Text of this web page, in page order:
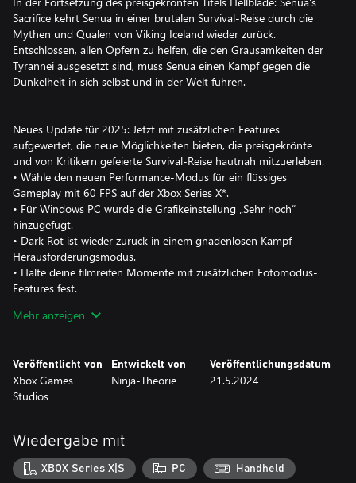
Sacrifice kehrt Senua in einer brutalen Survival-Reise durch die
Mythen und Qualen von Viking Iceland wieder zurück.
Entschlossen, allen Opfern zu helfen, die den Grausamkeiten der
Tyrannei ausgesetzt sind, muss Senua einen Kampf gegen die
Dunkelheit in sich selbst und in der Welt führen.
Neues Update für 2025: Jetzt mit zusätzlichen Features
aufgewertet, die neue Möglichkeiten bieten, die preisgekrönte
und von Kritikern gefeierte Survival-Reise hautnah mitzuerleben.
• Wähle den neuen Performance-Modus für ein flüssiges
Gameplay mit 60 FPS auf der Xbox Series X*.
• Für Windows PC wurde die Grafikeinstellung „Sehr hoch“
hinzugefügt.
• Dark Rot ist wieder zurück in einem gnadenlosen Kampf-
Herausforderungsmodus.
• Halte deine filmreifen Momente mit zusätzlichen Fotomodus-
Features fest.
ein preisgekröntes Erlebnis geschaffen hat.
DIE GESCHICHTE SENUAS WIRD FORTGESETZT
Senua kehrt zurück und begibt sich auf eine brutale Reise des
EIN HAUTNAHES, KINOREIFES ERLEBNIS
Tauche tief in die Welt und die Geschichte von Senua ein, mit
wunderschön umgesetzter Grafik und fesselndem Sound.
SENUAS EINZIGARTIGE SICHTWEISE
Mehr anzeigen
Veröffentlicht von
Xbox Games
Studios
Entwickelt von
Ninja-Theorie
Veröffentlichungsdatum
21.5.2024
Wiedergabe mit
XBOX Series X|S PC Handheld